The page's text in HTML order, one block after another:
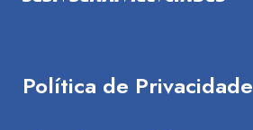
Política de Privacidade